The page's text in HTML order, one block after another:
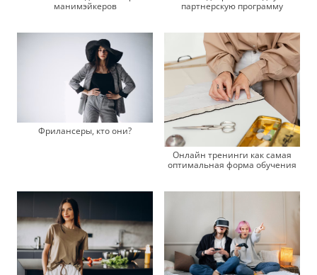
манимэйкеров
партнерскую программу
Фрилансеры, кто они?
Онлайн тренинги как самая
оптимальная форма обучения